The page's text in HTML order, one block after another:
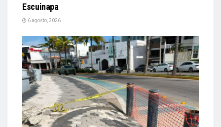
Escuinapa
6 agosto, 2026